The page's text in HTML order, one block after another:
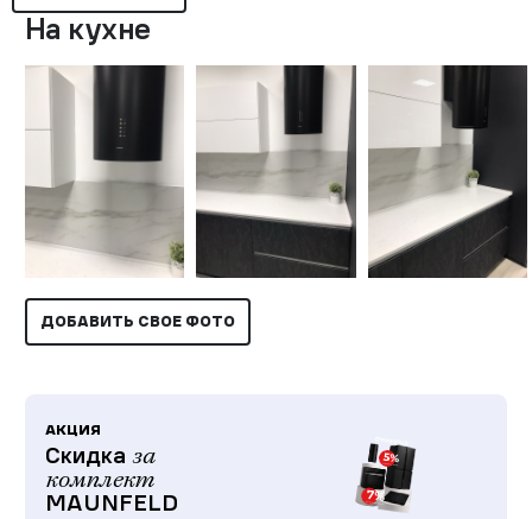
На кухне
ДОБАВИТЬ СВОЕ ФОТО
АКЦИЯ
Скидка за
комплект
MAUNFELD